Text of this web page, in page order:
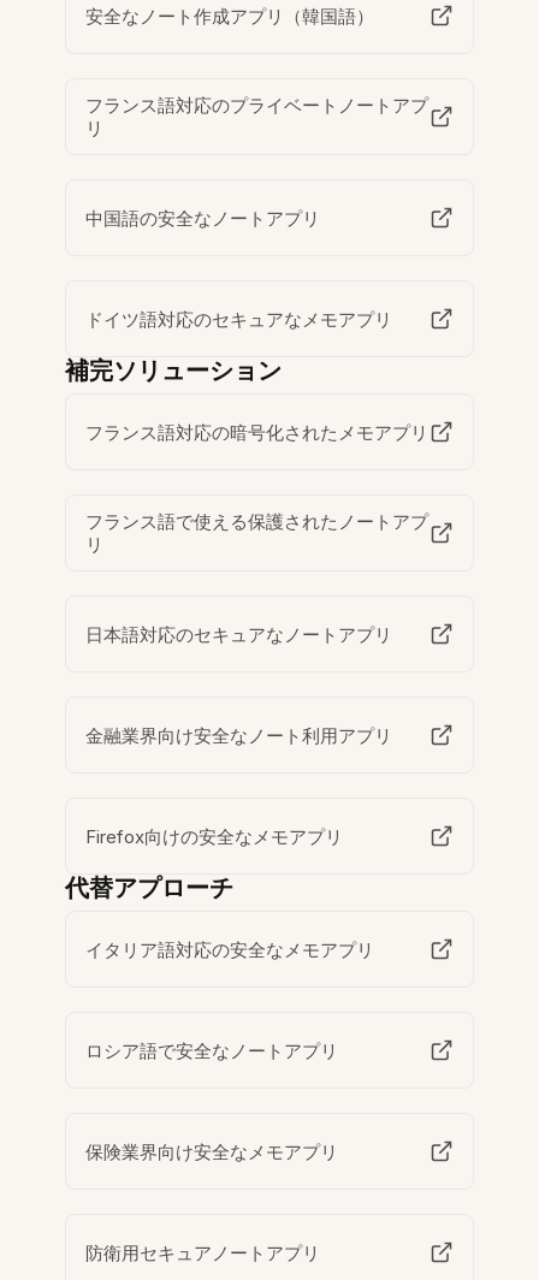
安全なノート作成アプリ（韓国語）
フランス語対応のプライベートノートアプ
リ
中国語の安全なノートアプリ
ドイツ語対応のセキュアなメモアプリ
補完ソリューション
フランス語対応の暗号化されたメモアプリ
フランス語で使える保護されたノートアプ
リ
日本語対応のセキュアなノートアプリ
金融業界向け安全なノート利用アプリ
Firefox向けの安全なメモアプリ
代替アプローチ
イタリア語対応の安全なメモアプリ
ロシア語で安全なノートアプリ
保険業界向け安全なメモアプリ
防衛用セキュアノートアプリ